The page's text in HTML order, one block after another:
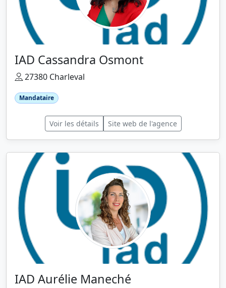
IAD Cassandra Osmont
27380 Charleval
Mandataire
Voir les détails Site web de l'agence
IAD Aurélie Maneché